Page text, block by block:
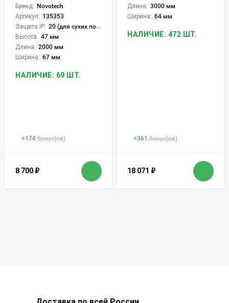
Бренд: Novotech
Артикул: 135353
Защита IP: 20 (для сухих пом.)
Высота: 47 мм
Длина: 2000 мм
Ширина: 67 мм
НАЛИЧИЕ: 69 ШТ.
+174 бонус(ов)
8 700 ₽
Длина: 3000 мм
Ширина: 64 мм
НАЛИЧИЕ: 472 ШТ.
+361 бонус(ов)
18 071 ₽